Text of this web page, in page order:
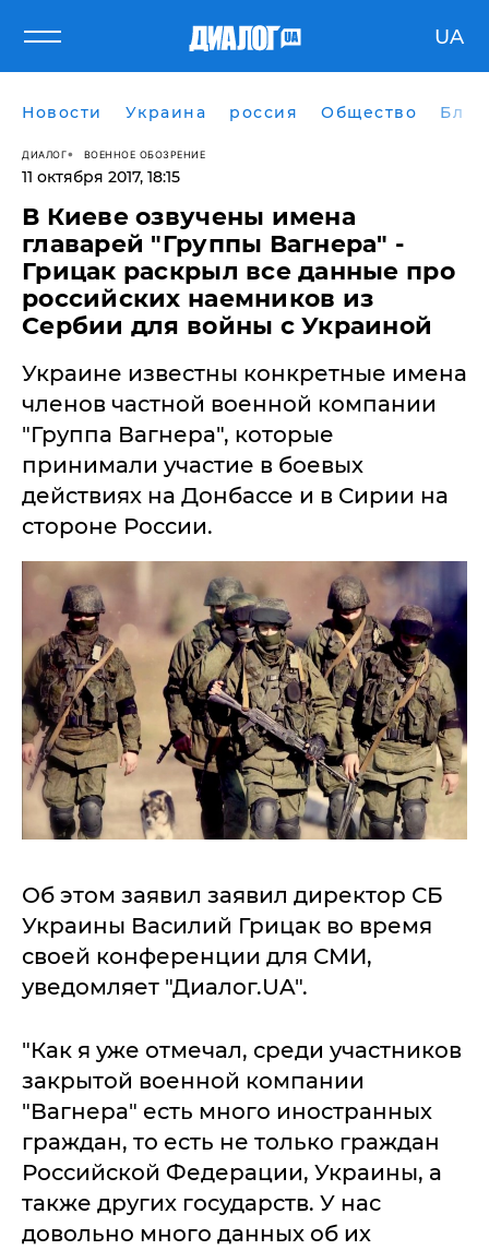
UA
Новости Украина россия Общество
ДИАЛОГ ВОЕННОЕ ОБОЗРЕНИЕ
11 октября 2017, 18:15
В Киеве озвучены имена
главарей "Группы Вагнера" -
Грицак раскрыл все данные про
российских наемников из
Сербии для войны с Украиной
Украине известны конкретные имена
членов частной военной компании
"Группа Вагнера", которые
принимали участие в боевых
действиях на Донбассе и в Сирии на
стороне России.
Об этом заявил заявил директор СБ
Украины Василий Грицак во время
своей конференции для СМИ,
уведомляет "Диалог.UA".
"Как я уже отмечал, среди участников
закрытой военной компании
"Вагнера" есть много иностранных
граждан, то есть не только граждан
Российской Федерации, Украины, а
также других государств. У нас
довольно много данных об их